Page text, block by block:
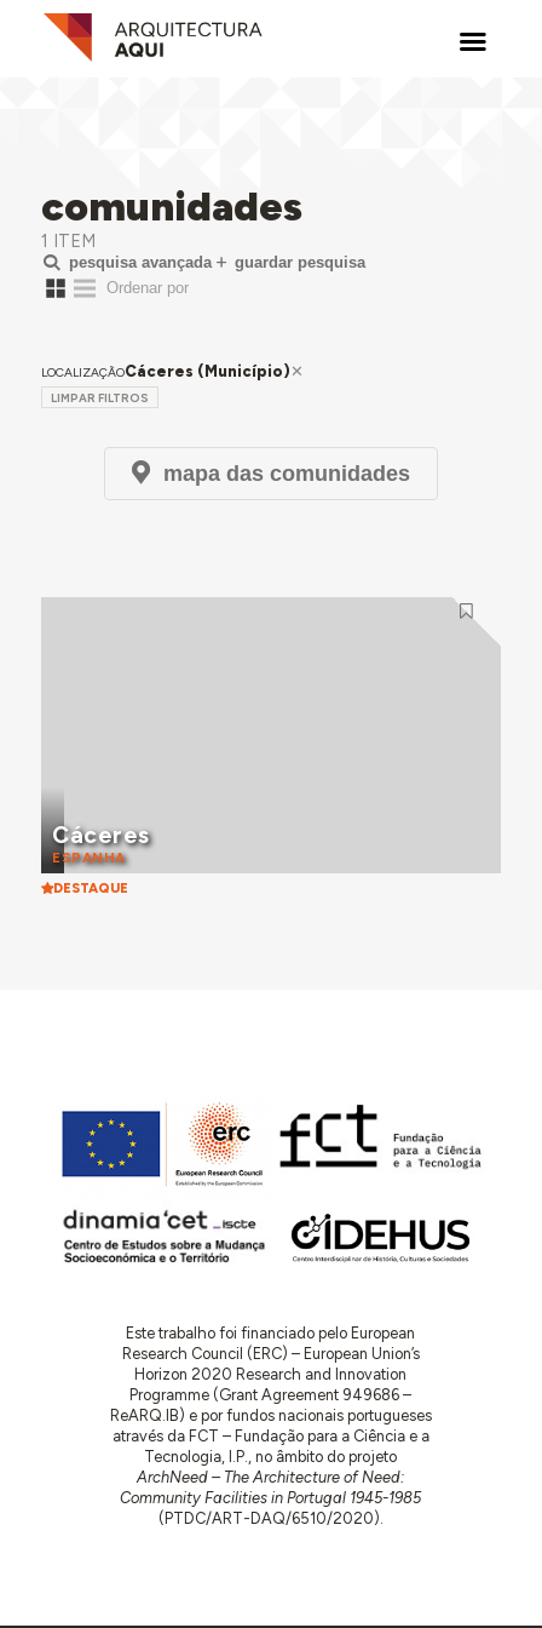
comunidades
1 ITEM
pesquisa avançada guardar pesquisa
LOCALIZAÇÃOCáceres (Município)
LIMPAR FILTROS
mapa das comunidades
Cáceres
ESPANHA
DESTAQUE
Este trabalho foi financiado pelo European
Research Council (ERC) – European Union’s
Horizon 2020 Research and Innovation
Programme (Grant Agreement 949686 –
ReARQ.IB) e por fundos nacionais portugueses
através da FCT – Fundação para a Ciência e a
Tecnologia, I.P., no âmbito do projeto
ArchNeed – The Architecture of Need:
Community Facilities in Portugal 1945-1985
(PTDC/ART-DAQ/6510/2020).